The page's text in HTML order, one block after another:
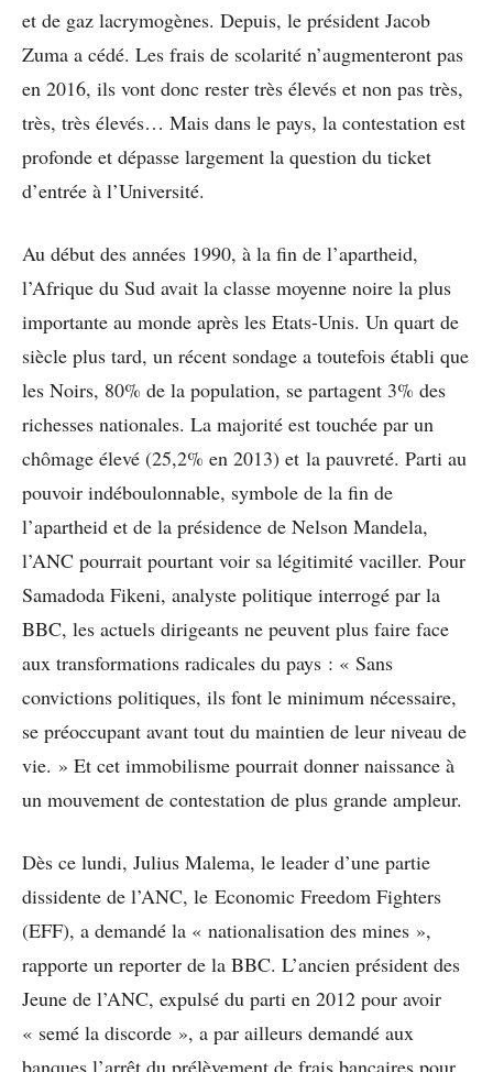
et de gaz lacrymogènes. Depuis, le président Jacob
Zuma a cédé. Les frais de scolarité n’augmenteront pas
en 2016, ils vont donc rester très élevés et non pas très,
très, très élevés… Mais dans le pays, la contestation est
profonde et dépasse largement la question du ticket
d’entrée à l’Université.
Au début des années 1990, à la fin de l’apartheid,
l’Afrique du Sud avait la classe moyenne noire la plus
importante au monde après les Etats-Unis. Un quart de
siècle plus tard, un récent sondage a toutefois établi que
les Noirs, 80% de la population, se partagent 3% des
richesses nationales. La majorité est touchée par un
chômage élevé (25,2% en 2013) et la pauvreté. Parti au
pouvoir indéboulonnable, symbole de la fin de
l’apartheid et de la présidence de Nelson Mandela,
l’ANC pourrait pourtant voir sa légitimité vaciller. Pour
Samadoda Fikeni, analyste politique interrogé par la
BBC, les actuels dirigeants ne peuvent plus faire face
aux transformations radicales du pays : « Sans
convictions politiques, ils font le minimum nécessaire,
se préoccupant avant tout du maintien de leur niveau de
vie. » Et cet immobilisme pourrait donner naissance à
un mouvement de contestation de plus grande ampleur.
Dès ce lundi, Julius Malema, le leader d’une partie
dissidente de l’ANC, le Economic Freedom Fighters
(EFF), a demandé la « nationalisation des mines »,
rapporte un reporter de la BBC. L’ancien président des
Jeune de l’ANC, expulsé du parti en 2012 pour avoir
« semé la discorde », a par ailleurs demandé aux
banques l’arrêt du prélèvement de frais bancaires pour